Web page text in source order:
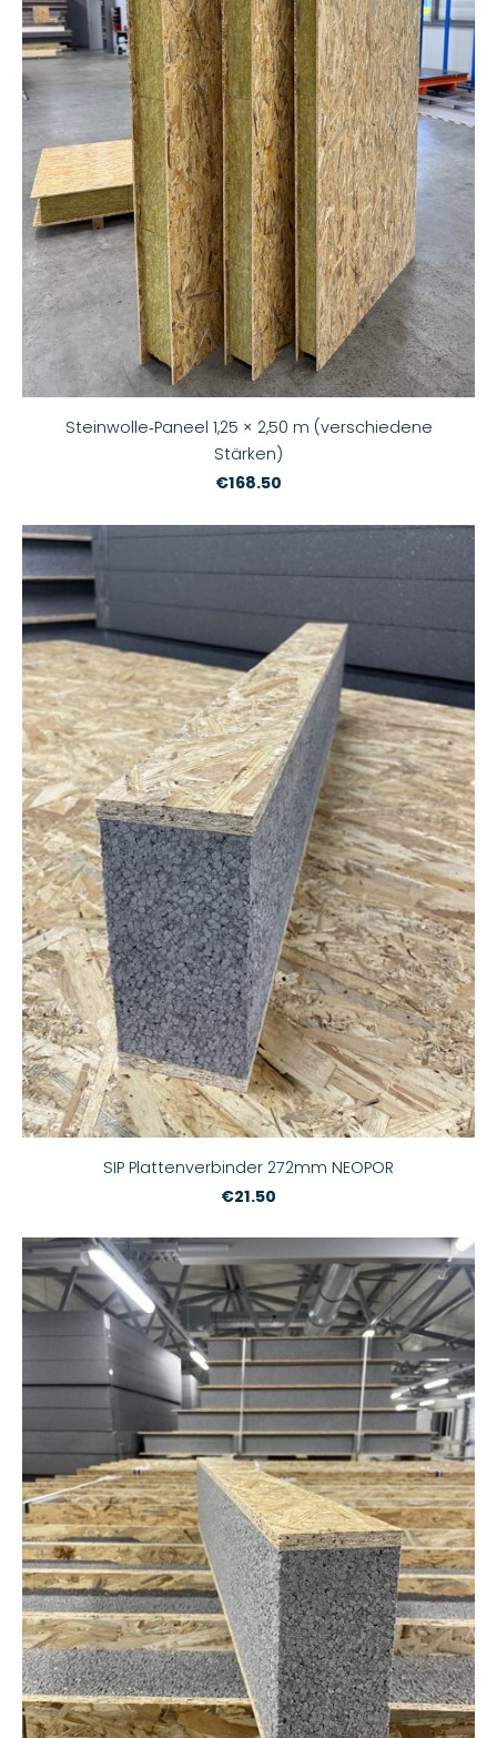
Steinwolle‑Paneel 1,25 × 2,50 m (verschiedene
Stärken)
€168.50
SIP Plattenverbinder 272mm NEOPOR
€21.50